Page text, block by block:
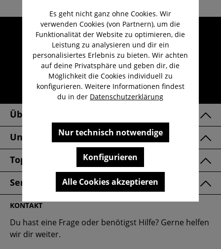
Umfangreicher Kundenservice
Kauf auf Rechnung
Kostenloser Versand ab 29,-€
Lieferzeit 1-3 Werktage
30 Tage kostenlose Retoure
Über Uns
Unsere Marken
Top Kategorien
Service & FAQ
KONTAKT
Du hast eine Frage oder benötigst Hilfe? Gerne helfen
wir dir weiter.
Es geht nicht ganz ohne Cookies. Wir
verwenden Cookies (von Partnern), um die
Funktionalität der Website zu optimieren, die
Leistung zu analysieren und dir ein
personalisiertes Erlebnis zu bieten. Wir achten
auf deine Privatsphäre und geben dir, die
Möglichkeit die Cookies individuell zu
konfigurieren. Weitere Informationen findest
du in der Datenschutzerklärung
Nur technisch notwendige
Konfigurieren
Alle Cookies akzeptieren